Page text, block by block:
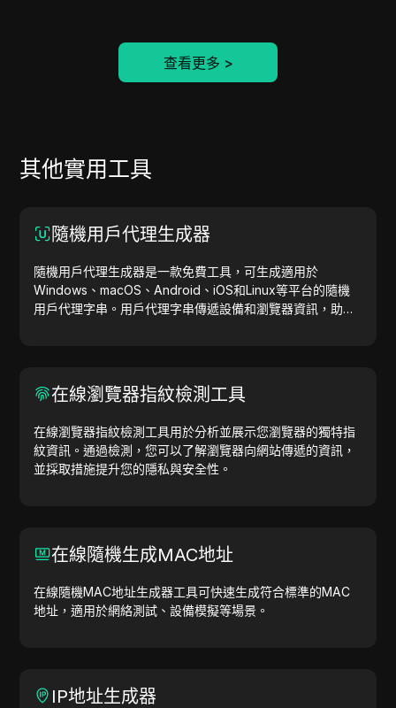
查看更多 >
其他實用工具
隨機用戶代理生成器
隨機用戶代理生成器是一款免費工具，可生成適用於
Windows、macOS、Android、iOS和Linux等平台的隨機
用戶代理字串。用戶代理字串傳遞設備和瀏覽器資訊，助力
在線瀏覽器指紋檢測工具
在線瀏覽器指紋檢測工具用於分析並展示您瀏覽器的獨特指
紋資訊。通過檢測，您可以了解瀏覽器向網站傳遞的資訊，
並採取措施提升您的隱私與安全性。
在線隨機生成MAC地址
在線隨機MAC地址生成器工具可快速生成符合標準的MAC
地址，適用於網絡測試、設備模擬等場景。
IP地址生成器